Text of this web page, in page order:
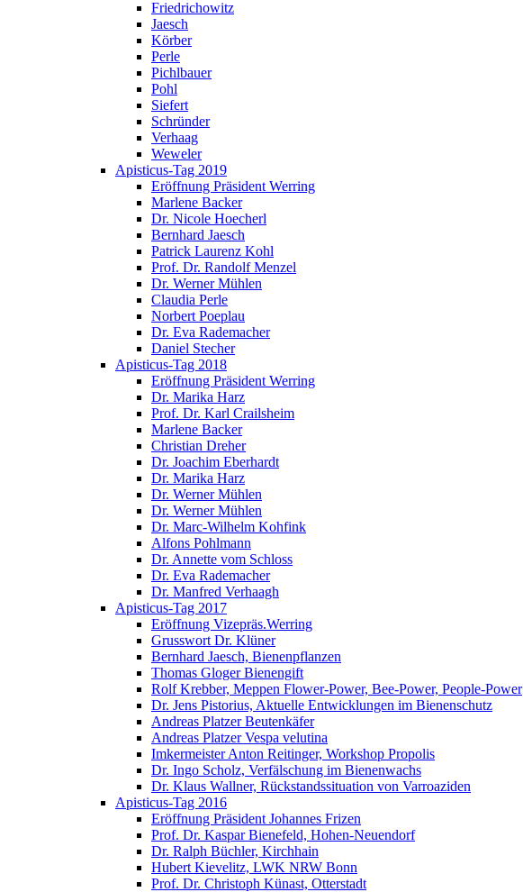
Friedrichowitz
Jaesch
Körber
Perle
Pichlbauer
Pohl
Siefert
Schründer
Verhaag
Weweler
Apisticus-Tag 2019
Eröffnung Präsident Werring
Marlene Backer
Dr. Nicole Hoecherl
Bernhard Jaesch
Patrick Laurenz Kohl
Prof. Dr. Randolf Menzel
Dr. Werner Mühlen
Claudia Perle
Norbert Poeplau
Dr. Eva Rademacher
Daniel Stecher
Apisticus-Tag 2018
Eröffnung Präsident Werring
Dr. Marika Harz
Prof. Dr. Karl Crailsheim
Marlene Backer
Christian Dreher
Dr. Joachim Eberhardt
Dr. Marika Harz
Dr. Werner Mühlen
Dr. Werner Mühlen
Dr. Marc-Wilhelm Kohfink
Alfons Pohlmann
Dr. Annette vom Schloss
Dr. Eva Rademacher
Dr. Manfred Verhaagh
Apisticus-Tag 2017
Eröffnung Vizepräs.Werring
Grusswort Dr. Klüner
Bernhard Jaesch, Bienenpflanzen
Thomas Gloger Bienengift
Rolf Krebber, Meppen Flower-Power, Bee-Power, People-Power
Dr. Jens Pistorius, Aktuelle Entwicklungen im Bienenschutz
Andreas Platzer Beutenkäfer
Andreas Platzer Vespa velutina
Imkermeister Anton Reitinger, Workshop Propolis
Dr. Ingo Scholz, Verfälschung im Bienenwachs
Dr. Klaus Wallner, Rückstandssituation von Varroaziden
Apisticus-Tag 2016
Eröffnung Präsident Johannes Frizen
Prof. Dr. Kaspar Bienefeld, Hohen-Neuendorf
Dr. Ralph Büchler, Kirchhain
Hubert Kievelitz, LWK NRW Bonn
Prof. Dr. Christoph Künast, Otterstadt